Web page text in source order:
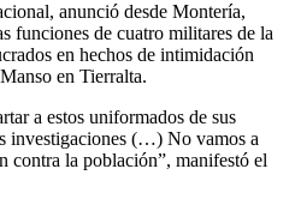
anunció desde Montería,
funciones de cuatro militares de la
en hechos de intimidación
en Tierralta.
a estos uniformados de sus
investigaciones (…) No vamos a
contra la población”, manifestó el